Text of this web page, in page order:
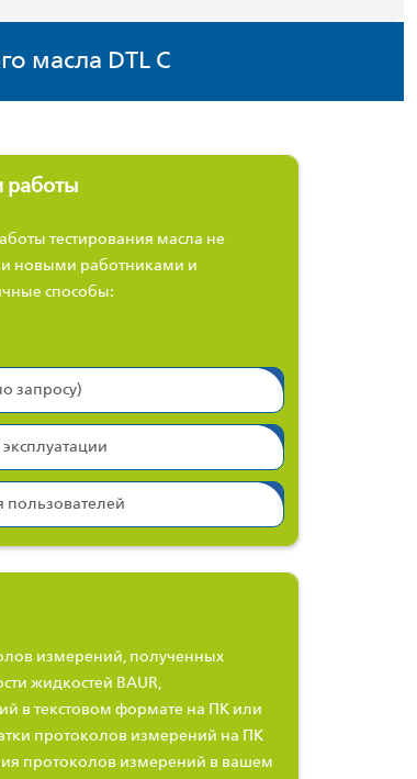
масла DTL C
работы
тестирования масла не
новыми работниками и
способы:
запросу)
пользователей
измерений, полученных
жидкостей BAUR,
в текстовом формате на ПК или
протоколов измерений на ПК
протоколов измерений в вашем